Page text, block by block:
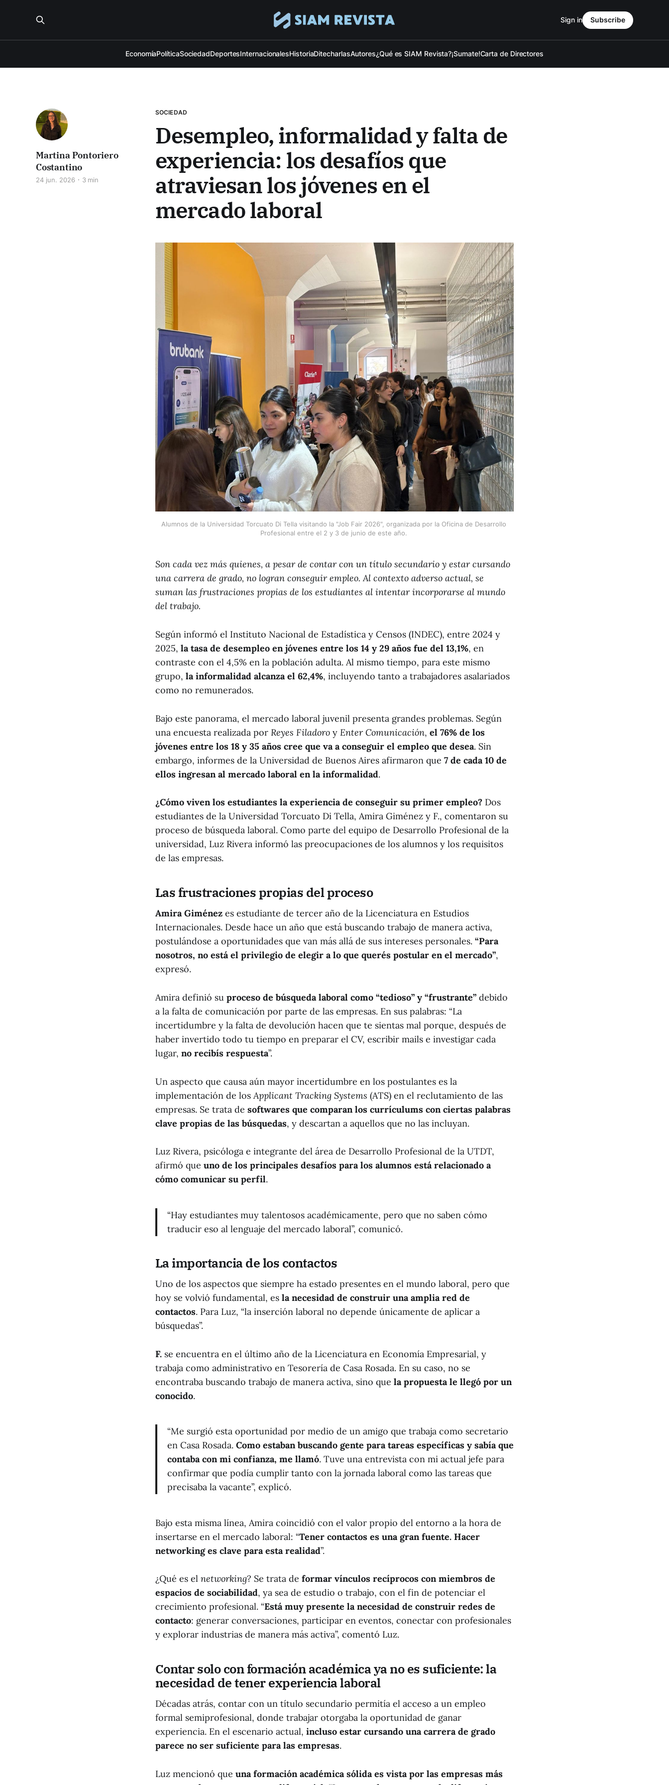
EconomíaPolíticaSociedadDeportesInternacionalesHistoriaDitecharlasAutores¿Qué es SIAM Revista?¡Sumate!Carta de Directores
Sign in Subscribe
SOCIEDAD
Desempleo, informalidad y falta de
experiencia: los desafíos que
atraviesan los jóvenes en el
mercado laboral
Martina Pontoriero
Costantino
24 jun. 2026 3 min
Alumnos de la Universidad Torcuato Di Tella visitando la "Job Fair 2026", organizada por la Oficina de Desarrollo
Profesional entre el 2 y 3 de junio de este año.
Son cada vez más quienes, a pesar de contar con un título secundario y estar cursando
una carrera de grado, no logran conseguir empleo. Al contexto adverso actual, se
suman las frustraciones propias de los estudiantes al intentar incorporarse al mundo
del trabajo.
Según informó el Instituto Nacional de Estadística y Censos (INDEC), entre 2024 y
2025, la tasa de desempleo en jóvenes entre los 14 y 29 años fue del 13,1%, en
contraste con el 4,5% en la población adulta. Al mismo tiempo, para este mismo
grupo, la informalidad alcanza el 62,4%, incluyendo tanto a trabajadores asalariados
como no remunerados.
Bajo este panorama, el mercado laboral juvenil presenta grandes problemas. Según
una encuesta realizada por Reyes Filadoro y Enter Comunicación, el 76% de los
jóvenes entre los 18 y 35 años cree que va a conseguir el empleo que desea. Sin
embargo, informes de la Universidad de Buenos Aires afirmaron que 7 de cada 10 de
ellos ingresan al mercado laboral en la informalidad.
¿Cómo viven los estudiantes la experiencia de conseguir su primer empleo? Dos
estudiantes de la Universidad Torcuato Di Tella, Amira Giménez y F., comentaron su
proceso de búsqueda laboral. Como parte del equipo de Desarrollo Profesional de la
universidad, Luz Rivera informó las preocupaciones de los alumnos y los requisitos
de las empresas.
Las frustraciones propias del proceso
Amira Giménez es estudiante de tercer año de la Licenciatura en Estudios
Internacionales. Desde hace un año que está buscando trabajo de manera activa,
postulándose a oportunidades que van más allá de sus intereses personales. “Para
nosotros, no está el privilegio de elegir a lo que querés postular en el mercado”,
expresó.
Amira definió su proceso de búsqueda laboral como “tedioso” y “frustrante” debido
a la falta de comunicación por parte de las empresas. En sus palabras: “La
incertidumbre y la falta de devolución hacen que te sientas mal porque, después de
haber invertido todo tu tiempo en preparar el CV, escribir mails e investigar cada
lugar, no recibís respuesta”.
Un aspecto que causa aún mayor incertidumbre en los postulantes es la
implementación de losApplicant Tracking Systems (ATS) en el reclutamiento de las
empresas. Se trata de softwares que comparan los currículums con ciertas palabras
clave propias de las búsquedas, y descartan a aquellos que no las incluyan.
Luz Rivera, psicóloga e integrante del área de Desarrollo Profesional de la UTDT,
afirmó que uno de los principales desafíos para los alumnos está relacionado a
cómo comunicar su perfil.
“Hay estudiantes muy talentosos académicamente, pero que no saben cómo
traducir eso al lenguaje del mercado laboral”, comunicó.
La importancia de los contactos
Uno de los aspectos que siempre ha estado presentes en el mundo laboral, pero que
hoy se volvió fundamental, es la necesidad de construir una amplia red de
contactos. Para Luz, “la inserción laboral no depende únicamente de aplicar a
búsquedas”.
F. se encuentra en el último año de la Licenciatura en Economía Empresarial, y
trabaja como administrativo en Tesorería de Casa Rosada. En su caso, no se
encontraba buscando trabajo de manera activa, sino que la propuesta le llegó por un
conocido.
“Me surgió esta oportunidad por medio de un amigo que trabaja como secretario
en Casa Rosada. Como estaban buscando gente para tareas específicas y sabía que
contaba con mi confianza, me llamó. Tuve una entrevista con mi actual jefe para
confirmar que podía cumplir tanto con la jornada laboral como las tareas que
precisaba la vacante”, explicó.
Bajo esta misma línea, Amira coincidió con el valor propio del entorno a la hora de
insertarse en el mercado laboral: “Tener contactos es una gran fuente. Hacer
networking es clave para esta realidad”.
¿Qué es el networking? Se trata de formar vínculos recíprocos con miembros de
espacios de sociabilidad, ya sea de estudio o trabajo, con el fin de potenciar el
crecimiento profesional. “Está muy presente la necesidad de construir redes de
contacto: generar conversaciones, participar en eventos, conectar con profesionales
y explorar industrias de manera más activa”, comentó Luz.
Contar solo con formación académica ya no es suficiente: la
necesidad de tener experiencia laboral
Décadas atrás, contar con un título secundario permitía el acceso a un empleo
formal semiprofesional, donde trabajar otorgaba la oportunidad de ganar
experiencia. En el escenario actual, incluso estar cursando una carrera de grado
parece no ser suficiente para las empresas.
Luz mencionó que una formación académica sólida es vista por las empresas más